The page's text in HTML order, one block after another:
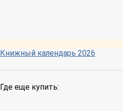
Книжный календарь 2026
Где еще купить: